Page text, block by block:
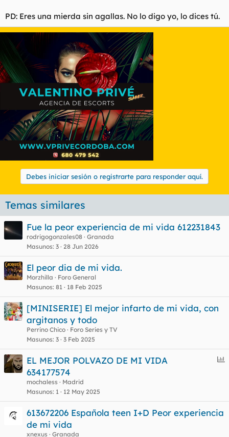
PD: Eres una mierda sin agallas. No lo digo yo, lo dices tú.
Debes iniciar sesión o registrarte para responder aquí.
Temas similares
Fue la peor experiencia de mi vida 612231843
rodrigogonzales08 Granada
Masunos 3 28 Jun 2026
El peor dia de mi vida.
Morzhilla
Foro General
Masunos 81 18 Feb 2025
[MINISERIE] El mejor infarto de mi vida, con
argitanos y todo
Perrino Chico
Foro Series y TV
Masunos 3 3 Feb 2025
E
e
EL MEJOR POLVAZO DE MI VIDA
634177574
mochaless
Madrid
Masunos 1 12 May 2025
613672206 Española teen I+D Peor experiencia
de mi vida
xnexus Granada